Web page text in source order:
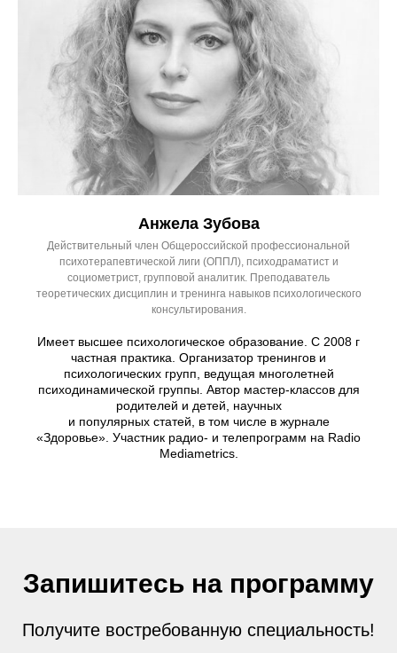
Анжела Зубова
Действительный член Общероссийской профессиональной
психотерапевтической лиги (ОППЛ), психодраматист и
социометрист, групповой аналитик. Преподаватель
теоретических дисциплин и тренинга навыков психологического
консультирования.
Имеет высшее психологическое образование. С 2008 г
частная практика. Организатор тренингов и
психологических групп, ведущая многолетней
психодинамической группы. Автор мастер-классов для
родителей и детей, научных
и популярных статей, в том числе в журнале
«Здоровье». Участник радио- и телепрограмм на Radio
Mediametrics.
Запишитесь на программу
Получите востребованную специальность!